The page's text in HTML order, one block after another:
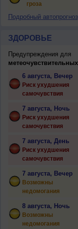
гроза
Подробный автопрогноз
ЗДОРОВЬЕ
Предупреждения для
метеочувствительных
6 августа, Вечер
Риск ухудшения
самочувствия
7 августа, Ночь
Риск ухудшения
самочувствия
7 августа, День
Риск ухудшения
самочувствия
7 августа, Вечер
Возможны
недомогания
8 августа, Ночь
Возможны
недомогания